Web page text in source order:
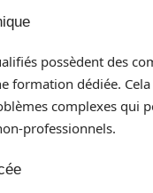
possèdent des
formation dédiée.
complexes qui
professionnels.